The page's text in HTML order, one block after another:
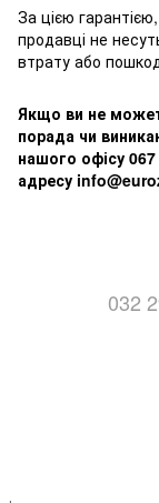
За цією
продавці не
втрату або
Якщо ви не
порада чи
нашого офісу
адресу
032